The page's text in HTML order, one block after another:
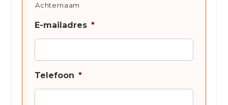
Achternaam
E-mailadres *
Telefoon *